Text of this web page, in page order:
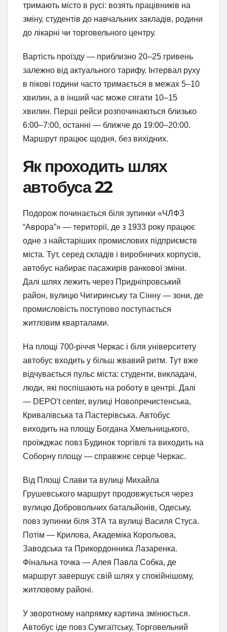
тримають місто в русі: возять працівників на
зміну, студентів до навчальних закладів, родини
до лікарні чи торговельного центру.
Вартість проїзду — приблизно 20–25 гривень
залежно від актуального тарифу. Інтервал руху
в пікові години часто тримається в межах 5–10
хвилин, а в інший час може сягати 10–15
хвилин. Перші рейси розпочинаються близько
6:00–7:00, останні — ближче до 19:00–20:00.
Маршрут працює щодня, без вихідних.
Як проходить шлях
автобуса 22
Подорож починається біля зупинки «ЧЛФЗ
“Аврора”» — території, де з 1933 року працює
одне з найстаріших промислових підприємств
міста. Тут, серед складів і виробничих корпусів,
автобус набирає пасажирів ранкової зміни.
Далі шлях лежить через Придніпровський
район, вулицю Чигиринську та Сінну — зони, де
промисловість поступово поступається
житловим кварталами.
На площі 700-річчя Черкас і біля університету
автобус входить у більш жвавий ритм. Тут вже
відчувається пульс міста: студенти, викладачі,
люди, які поспішають на роботу в центрі. Далі
— DEPO’t center, вулиці Новопречистенська,
Кривалівська та Пастерівська. Автобус
виходить на площу Богдана Хмельницького,
проїжджає повз Будинок торгівлі та виходить на
Соборну площу — справжнє серце Черкас.
Від Площі Слави та вулиці Михайла
Грушевського маршрут продовжується через
вулицю Добровольчих батальйонів, Одеську,
повз зупинки біля ЗТА та вулиці Василя Стуса.
Потім — Крилова, Академіка Корольова,
Заводська та Прикордонника Лазаренка.
Фінальна точка — Алея Павла Собка, де
маршрут завершує свій шлях у спокійнішому,
житловому районі.
У зворотному напрямку картина змінюється.
Автобус іде повз Сумгаїтську, Торговельний